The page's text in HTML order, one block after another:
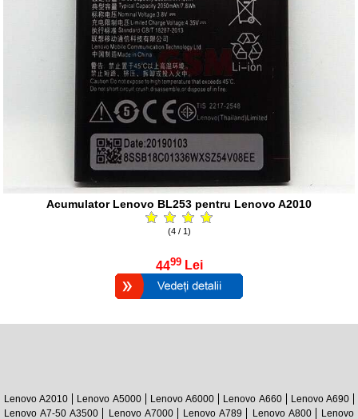
Acumulator Lenovo BL253 pentru Lenovo A2010
(4 / 1)
4499 Lei
Lenovo A2010 Lenovo A5000 Lenovo A6000 Lenovo A660
Lenovo A690
Lenovo A7-50 A3500
Lenovo A7000 Lenovo A789 Lenovo A800 Lenovo